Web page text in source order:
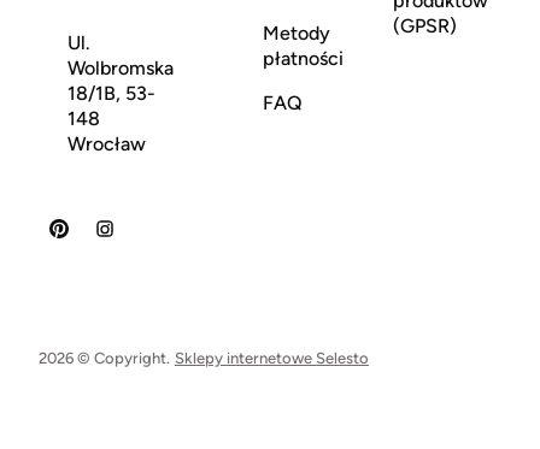
Ul.
Wolbromska
18/1B, 53-
148
Wrocław
Metody
płatności
FAQ
(GPSR)
2026 © Copyright. Sklepy internetowe Selesto